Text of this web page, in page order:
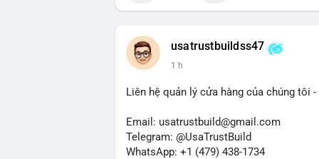
lượng này đủ lớn để gây biến động giá
dịch, áp lực bán ngắn hạn có thể hình
năng cao là hành động tích lũy dài hạn.
động lớn, do vậy động thái này cần
Lời khuyên:
sàn lớn thay vì phản ứng theo cảm xúc.
giao dịch.
usatrustbuildss47
1 h
Liên hệ quản lý cửa hàng của chúng tôi
Email: usatrustbuild@gmail.com
Telegram: @UsaTrustBuild
WhatsApp: +1 (479) 438-1734